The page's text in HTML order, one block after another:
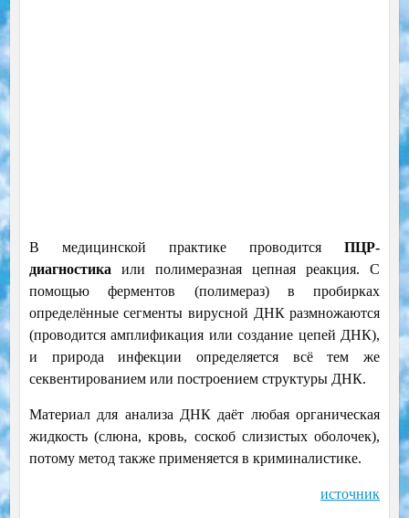
В медицинской практике проводитсяПЦР-
диагностика или полимеразная цепная реакция. С
помощью ферментов (полимераз) в пробирках
определённые сегменты вирусной ДНК размножаются
(проводится амплификация или создание цепей ДНК),
и природа инфекции определяется всё тем же
секвентированием или построением структуры ДНК.
Материал для анализа ДНК даёт любая органическая
жидкость (слюна, кровь, соскоб слизистых оболочек),
потому метод также применяется в криминалистике.
источник